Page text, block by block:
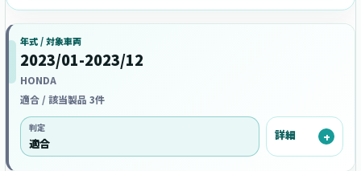
年式 / 対象車両
2023/01-2023/12
HONDA
適合 / 該当製品 3件
判定
適合
詳細